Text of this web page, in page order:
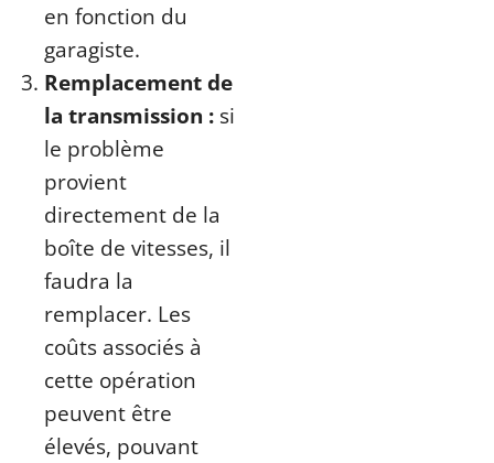
en fonction du
garagiste.
Remplacement de
la transmission : si
le problème
provient
directement de la
boîte de vitesses, il
faudra la
remplacer. Les
coûts associés à
cette opération
peuvent être
élevés, pouvant